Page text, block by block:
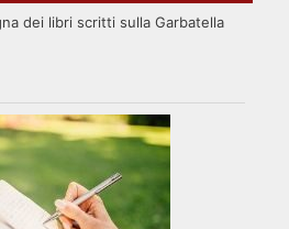
dei libri scritti sulla Garbatella